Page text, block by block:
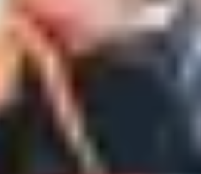
du Training